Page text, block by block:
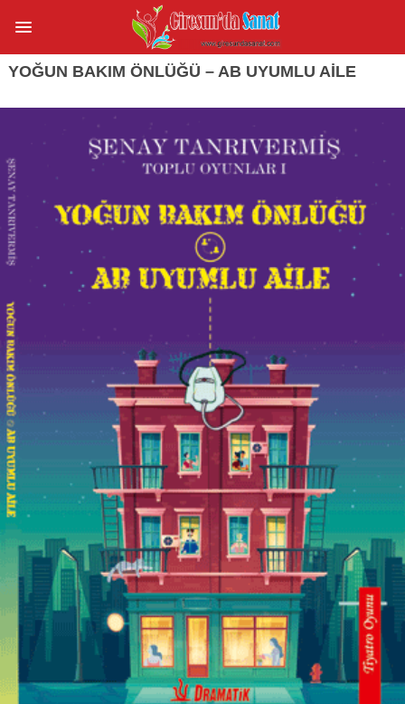
YOĞUN BAKIM ÖNLÜĞÜ – AB UYUMLU AİLE